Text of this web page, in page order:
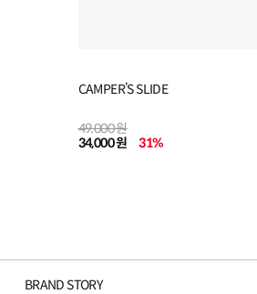
CAMPER’S SLIDE
49,000 원
34,000 원
31%
BRAND STORY